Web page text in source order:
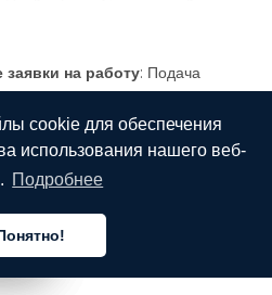
cookie для обеспечения
использования нашего веб-
Подробнее
на работу: Подача
если речь идет о языковых
может перевести ваше
работу, гарантируя их